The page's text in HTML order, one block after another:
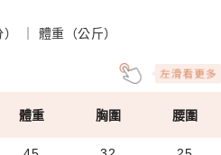
｜ 體重（公斤）
體重 胸圍 腰圍